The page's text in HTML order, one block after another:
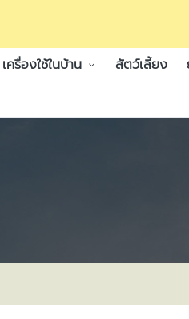
เครื่องใช้ในบ้าน สัตว์เลี้ยง